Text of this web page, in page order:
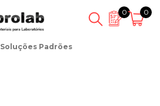
0 0
Soluções Padrões